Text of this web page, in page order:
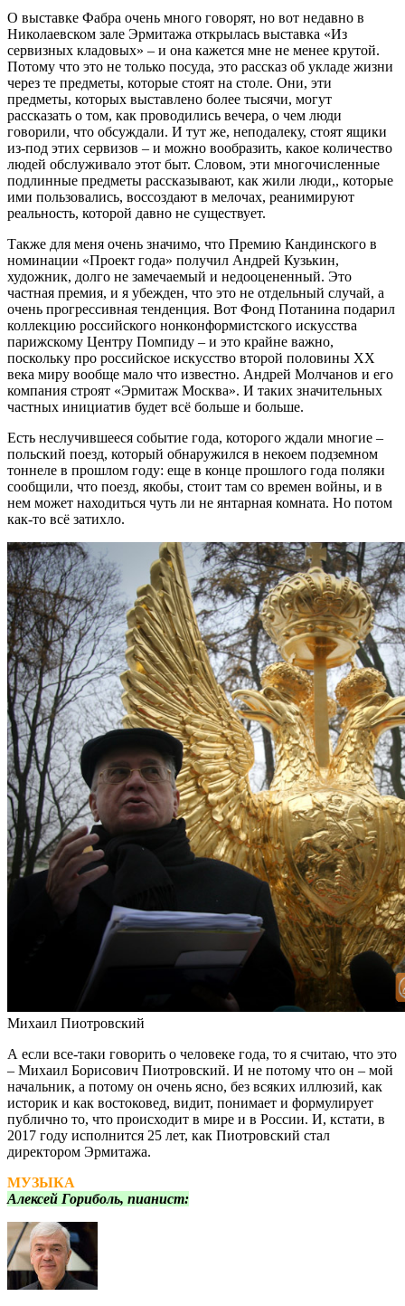
О выставке Фабра очень много говорят, но вот недавно в
Николаевском зале Эрмитажа открылась выставка «Из
сервизных кладовых» – и она кажется мне не менее крутой.
Потому что это не только посуда, это рассказ об укладе жизни
через те предметы, которые стоят на столе. Они, эти
предметы, которых выставлено более тысячи, могут
рассказать о том, как проводились вечера, о чем люди
говорили, что обсуждали. И тут же, неподалеку, стоят ящики
из-под этих сервизов – и можно вообразить, какое количество
людей обслуживало этот быт. Словом, эти многочисленные
подлинные предметы рассказывают, как жили люди,, которые
ими пользовались, воссоздают в мелочах, реанимируют
реальность, которой давно не существует.
Также для меня очень значимо, что Премию Кандинского в
номинации «Проект года» получил Андрей Кузькин,
художник, долго не замечаемый и недооцененный. Это
частная премия, и я убежден, что это не отдельный случай, а
очень прогрессивная тенденция. Вот Фонд Потанина подарил
коллекцию российского нонконформистского искусства
парижскому Центру Помпиду – и это крайне важно,
поскольку про российское искусство второй половины XX
века миру вообще мало что известно. Андрей Молчанов и его
компания строят «Эрмитаж Москва». И таких значительных
частных инициатив будет всё больше и больше.
Есть неслучившееся событие года, которого ждали многие –
польский поезд, который обнаружился в некоем подземном
тоннеле в прошлом году: еще в конце прошлого года поляки
сообщили, что поезд, якобы, стоит там со времен войны, и в
нем может находиться чуть ли не янтарная комната. Но потом
как-то всё затихло.
Михаил Пиотровский
А если все-таки говорить о человеке года, то я считаю, что это
– Михаил Борисович Пиотровский. И не потому что он – мой
начальник, а потому он очень ясно, без всяких иллюзий, как
историк и как востоковед, видит, понимает и формулирует
публично то, что происходит в мире и в России. И, кстати, в
2017 году исполнится 25 лет, как Пиотровский стал
директором Эрмитажа.
МУЗЫКА
Алексей Гориболь, пианист: